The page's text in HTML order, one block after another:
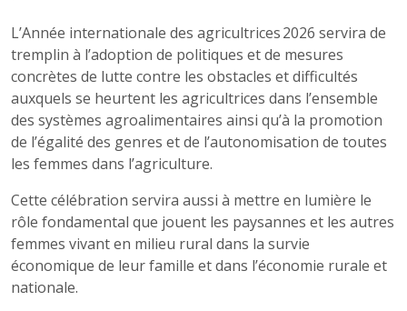
L’Année internationale des agricultrices 2026 servira de
tremplin à l’adoption de politiques et de mesures
concrètes de lutte contre les obstacles et difficultés
auxquels se heurtent les agricultrices dans l’ensemble
des systèmes agroalimentaires ainsi qu’à la promotion
de l’égalité des genres et de l’autonomisation de toutes
les femmes dans l’agriculture.
Cette célébration servira aussi à mettre en lumière le
rôle fondamental que jouent les paysannes et les autres
femmes vivant en milieu rural dans la survie
économique de leur famille et dans l’économie rurale et
nationale.